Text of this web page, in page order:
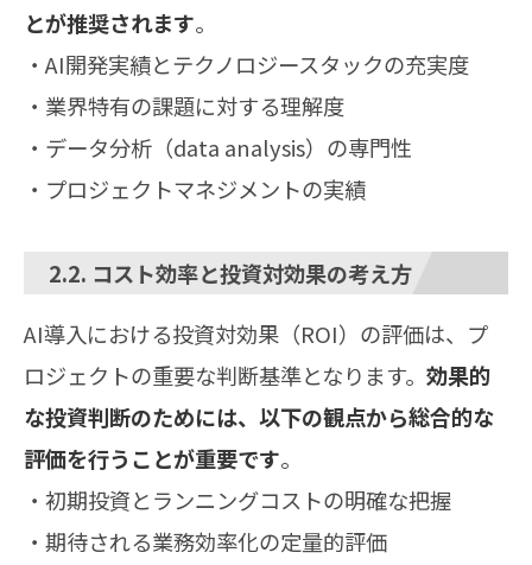
とが推奨されます。
・AI開発実績とテクノロジースタックの充実度
・業界特有の課題に対する理解度
・データ分析（data analysis）の専門性
・プロジェクトマネジメントの実績
2.2. コスト効率と投資対効果の考え方
AI導入における投資対効果（ROI）の評価は、プ
ロジェクトの重要な判断基準となります。 効果的
な投資判断のためには、以下の観点から総合的な
評価を行うことが重要です。
・初期投資とランニングコストの明確な把握
・期待される業務効率化の定量的評価